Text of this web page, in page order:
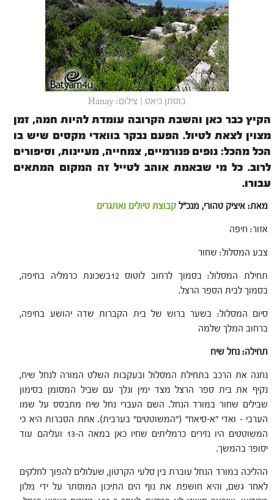
בוסתן כיאט | צילום: Hanay
הקיץ כבר כאן והשבת הקרובה עומדת להיות חמה, זמן
מצוין לצאת לטיול. הפעם נבקר בוואדי מקסים שיש בו
הכל מהכל: נופים פנורמיים, צמחייה, מעיינות, וסיפורים
לרוב. כל מי שבאמת אוהב לטייל זה המקום המתאים
עבורו.
מאת: איציק טהורי, מנכ"ל קבוצת טיולים ואתגרים
אזור: חיפה
צבע המסלול: שחור
תחילת המסלול: בסמוך לרחוב לוטוס 12בשכונת כרמליה בחיפה,
בסמוך לבית הספר הרצל.
סיום המסלול: בשער ברוש של בית הקברות שדה יהושע בחיפה,
ברחוב המלך שלמה
תחילה: נחל שיח
נחנה את הרכב בתחילת המסלול ובעקבות השלט המורה לנחל שיח,
נקיף את בית ספר הרצל מצד ימין ונלך עם שביל המסומן בסימון
שבילים שחור במורד הנחל. השם העברי נחל שיח מתבסס על שמו
הערבי – ואדי "א-סיאח" ("המשוטטים" בערבית). אחת הסברות היא כי
המשוטטים היו נזירים כרמליתים שחיו כאן במאה ה-13 ועליהם עוד
יסופר בהמשך.
ההליכה במורד הנחל עוברת בין סלעי הקרטון, שעלולים להפוך לחלקים
לאחר גשם, והיא חושפת את נוף הים התיכון המוסתר על ידי מלון